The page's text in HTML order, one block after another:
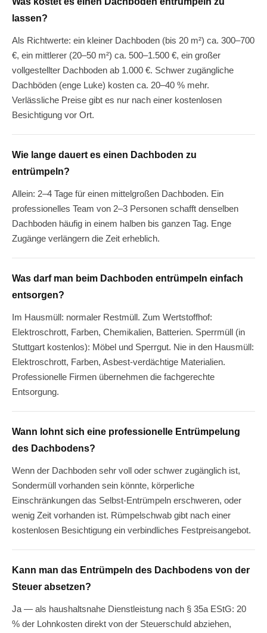
lassen?
Als Richtwerte: ein kleiner Dachboden (bis 20 m²) ca. 300–700
€, ein mittlerer (20–50 m²) ca. 500–1.500 €, ein großer
vollgestellter Dachboden ab 1.000 €. Schwer zugängliche
Dachböden (enge Luke) kosten ca. 20–40 % mehr.
Verlässliche Preise gibt es nur nach einer kostenlosen
Besichtigung vor Ort.
Wie lange dauert es einen Dachboden zu
entrümpeln?
Allein: 2–4 Tage für einen mittelgroßen Dachboden. Ein
professionelles Team von 2–3 Personen schafft denselben
Dachboden häufig in einem halben bis ganzen Tag. Enge
Zugänge verlängern die Zeit erheblich.
Was darf man beim Dachboden entrümpeln einfach
entsorgen?
Im Hausmüll: normaler Restmüll. Zum Wertstoffhof:
Elektroschrott, Farben, Chemikalien, Batterien. Sperrmüll (in
Stuttgart kostenlos): Möbel und Sperrgut. Nie in den Hausmüll:
Elektroschrott, Farben, Asbest-verdächtige Materialien.
Professionelle Firmen übernehmen die fachgerechte
Entsorgung.
Wann lohnt sich eine professionelle Entrümpelung
des Dachbodens?
Wenn der Dachboden sehr voll oder schwer zugänglich ist,
Sondermüll vorhanden sein könnte, körperliche
Einschränkungen das Selbst-Entrümpeln erschweren, oder
wenig Zeit vorhanden ist. Rümpelschwab gibt nach einer
kostenlosen Besichtigung ein verbindliches Festpreisangebot.
Kann man das Entrümpeln des Dachbodens von der
Steuer absetzen?
Ja — als haushaltsnahe Dienstleistung nach § 35a EStG: 20
% der Lohnkosten direkt von der Steuerschuld abziehen,